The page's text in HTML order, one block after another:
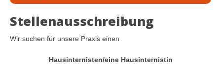
Stellenausschreibung
Wir suchen für unsere Praxis einen
Hausinternisten/eine Hausinternistin